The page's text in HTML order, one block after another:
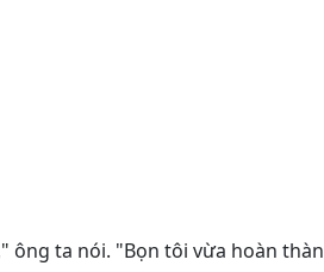
ông ta nói. "Bọn tôi vừa hoàn